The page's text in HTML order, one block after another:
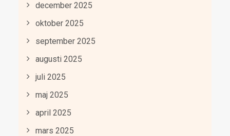
december 2025
oktober 2025
september 2025
augusti 2025
juli 2025
maj 2025
april 2025
mars 2025